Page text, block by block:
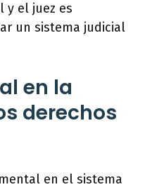
y el juez es
un sistema judicial
en la
derechos
en el sistema